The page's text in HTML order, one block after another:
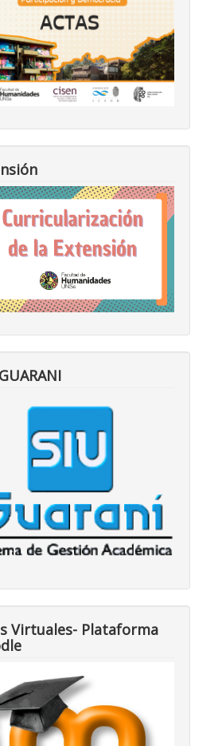
Virtuales- Plataforma